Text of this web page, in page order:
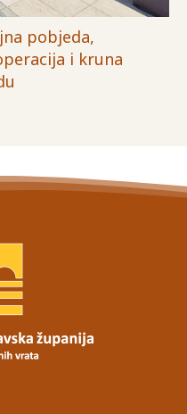
pobjeda,
i kruna